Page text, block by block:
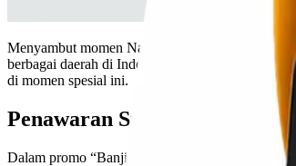
Menyambut momen Natal dan Tahun Baru
berbagai daerah di Indonesia dengan harga
di momen spesial ini.
Penawaran Spesial yang
Dalam promo “Banjir Untung” ini, Lionel